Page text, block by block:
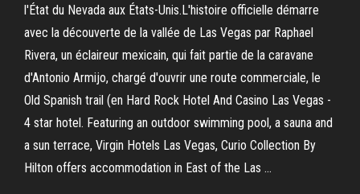
l'État du Nevada aux États-Unis.L'histoire officielle démarre
avec la découverte de la vallée de Las Vegas par Raphael
Rivera, un éclaireur mexicain, qui fait partie de la caravane
d'Antonio Armijo, chargé d'ouvrir une route commerciale, le
Old Spanish trail (en Hard Rock Hotel And Casino Las Vegas -
4 star hotel. Featuring an outdoor swimming pool, a sauna and
a sun terrace, Virgin Hotels Las Vegas, Curio Collection By
Hilton offers accommodation in East of the Las …